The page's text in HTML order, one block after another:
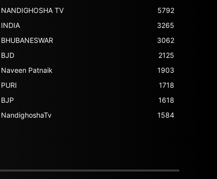
NANDIGHOSHA TV
5792
INDIA
3265
BHUBANESWAR
3062
BJD
2125
Naveen Patnaik
1903
PURI
1718
BJP
1618
NandighoshaTv
1584